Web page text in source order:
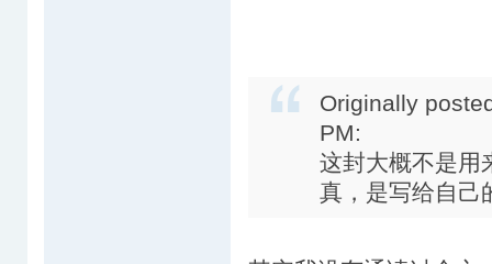
Originally
PM:
这封大概不是用
真，是写给自己